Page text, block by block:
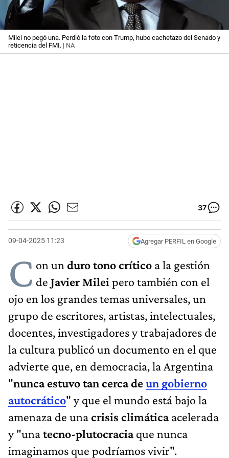
Milei no pegó una. Perdió la foto con Trump, hubo cachetazo del Senado y
reticencia del FMI. | NA
37
09-04-2025 11:23 Agregar PERFIL en Google
C on un duro tono crítico a la gestión
de Javier Milei pero también con el
ojo en los grandes temas universales, un
grupo de escritores, artistas, intelectuales,
docentes, investigadores y trabajadores de
la cultura publicó un documento en el que
advierte que, en democracia, la Argentina
"nunca estuvo tan cerca deun gobierno
autocrático" y que el mundo está bajo la
amenaza de unacrisis climáticaacelerada
y "unatecno-plutocraciaque nunca
imaginamos que podríamos vivir".